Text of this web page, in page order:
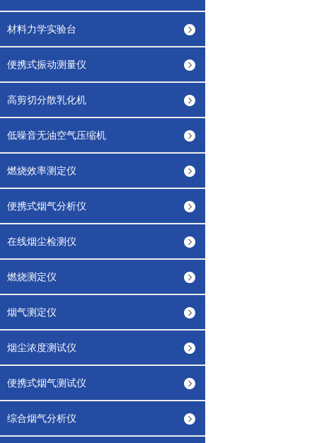
材料力学实验台
便携式振动测量仪
高剪切分散乳化机
低噪音无油空气压缩机
燃烧效率测定仪
便携式烟气分析仪
在线烟尘检测仪
燃烧测定仪
烟气测定仪
烟尘浓度测试仪
便携式烟气测试仪
综合烟气分析仪